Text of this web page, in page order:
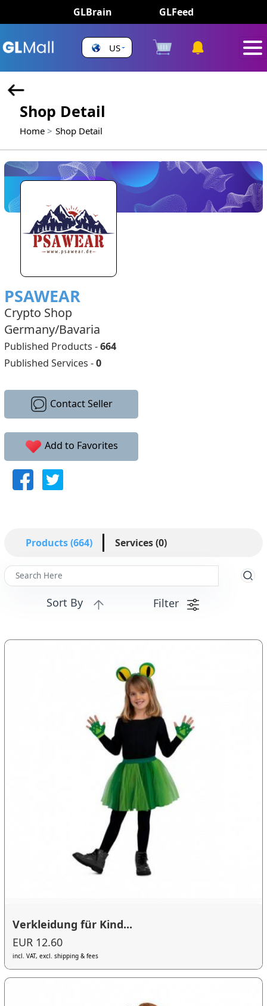
GLBrain GLFeed
US
Shop Detail
Home Shop Detail
PSAWEAR
Crypto Shop
Germany/Bavaria
Published Products -664
Published Services -0
Contact Seller
Add to Favorites
Products (664) Services (0)
Sort By Filter
Verkleidung für Kind...
EUR 12.60
incl. VAT, excl. shipping & fees